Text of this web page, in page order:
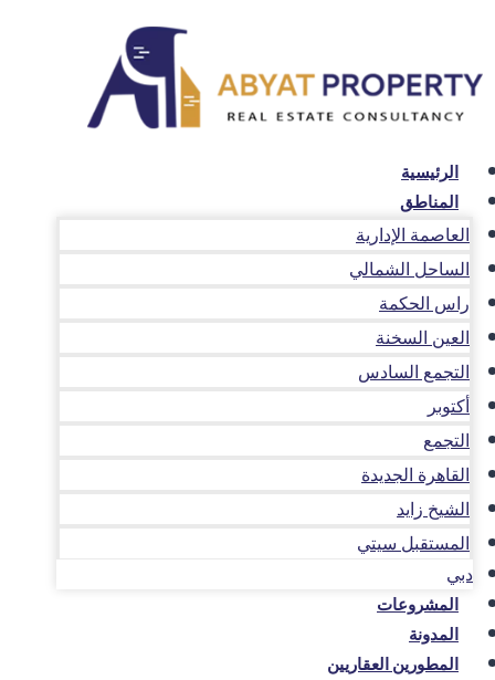
المحتوى
الرئيسية
المناطق
العاصمة الإدارية
الساحل الشمالي
راس الحكمة
العين السخنة
التجمع السادس
أكتوبر
التجمع
القاهرة الجديدة
الشيخ زايد
المستقبل سيتي
دبي
المشروعات
المدونة
المطورين العقاريين